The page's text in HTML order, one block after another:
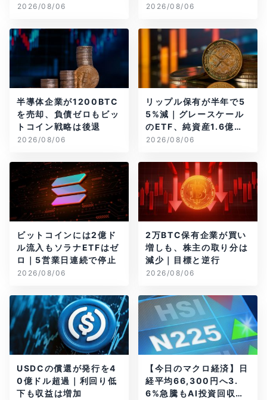
当のBTCが盗難
2026/08/06 2026/08/06
半導体企業が1200BTC
を売却、負債ゼロもビッ
トコイン戦略は後退
2026/08/06
リップル保有が半年で5
5%減｜グレースケール
のETF、純資産1.6億ド
ル減
2026/08/06
ビットコインには2億ド
ル流入もソラナETFはゼ
ロ｜5営業日連続で停止
2026/08/06
2万BTC保有企業が買い
増しも、株主の取り分は
減少｜目標と逆行
2026/08/06
USDCの償還が発行を4
0億ドル超過｜利回り低
下も収益は増加
【今日のマクロ経済】日
経平均66,300円へ3.
6%急騰もAI投資回収懸